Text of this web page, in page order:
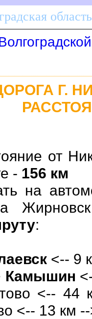
область
Г.
от
- 156 км
на
:
<-- 9
Камышин
<-- 44
<-- 13 км